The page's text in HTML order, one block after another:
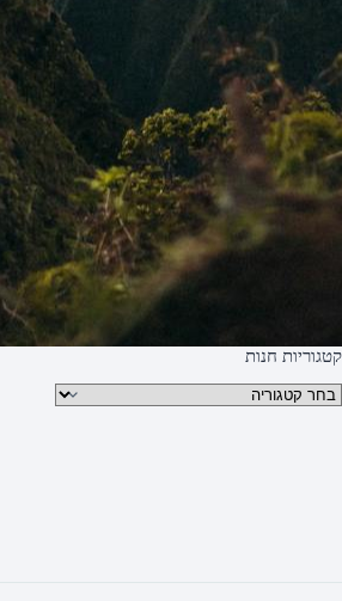
קטגוריות חנות
קטגוריות מוצרים